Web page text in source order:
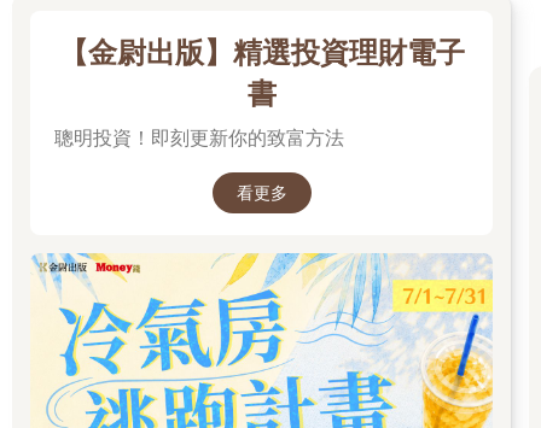
【金尉出版】精選投資理財電子
書
聰明投資！即刻更新你的致富方法
看更多